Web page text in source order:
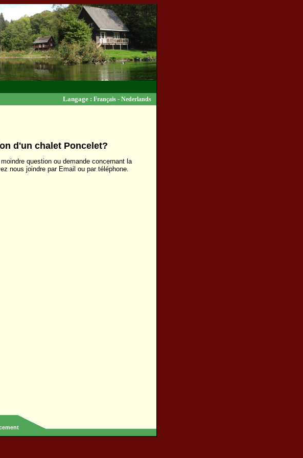
Langage : Français - Nederlands
d'un chalet Poncelet?
question ou demande concernant la
nous joindre par Email ou par téléphone.